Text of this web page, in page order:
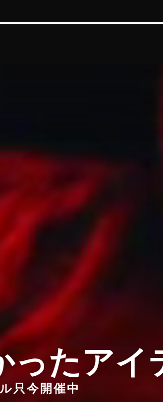
ったアイ
只今開催中